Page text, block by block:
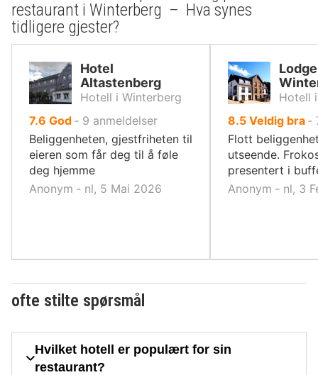
restaurant i Winterberg – Hva synes
tidligere gjester?
Hotel
Altastenberg
Hotell i Winterberg
7.6 av
10,
God ‐ 9 anmeldelser
Beliggenheten, gjestfriheten til
eieren som får deg til å føle
deg hjemme
Anonym ‐ nl, 5 Mai 2026
Hotell
8.5av
10,
Veldig bra ‐
Flott
utseende.
presentert i
Anonym ‐ nl, 3
ofte stilte spørsmål
Hvilket hotell er populært for sin
restaurant?